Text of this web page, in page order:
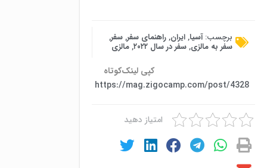
برچسب: آسیا,ایران,راهنمای سفر,سفر,
سفر به مالزی,سفر در سال ۲۰۲۲ ,مالزی
کپی لینک‌کوتاه
https://mag.zigocamp.com/post/4328
امتیاز دهید